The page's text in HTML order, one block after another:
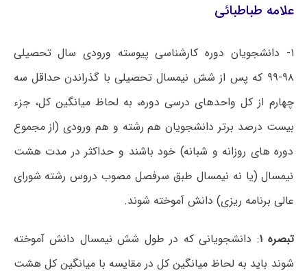
علامه طباطبائی
۱- دانشجویان دوره کارشناسی پیوسته ورودی سال تحصیلی
۹۸-۹۹ که پس از شش نیمسال تحصیلی با گذراندن حداقل سه
چهارم از کل واحدهای درسی دوره، به لحاظ میانگین کل، جزء
بیست درصد برتر دانشجویان هم رشته و هم ورودی (از مجموع
دوره های روزانه و شبانه) خود باشند و حداکثر در مدت هشت
نیمسال (یا نه نیمسال طبق سرفصل مصوب دروس رشته شورای
عالی برنامه ریزی) دانش آموخته شوند.
تبصره ۱ : دانشجویانی که در طول شش نیمسال دانش آموخته
شوند باید به لحاظ میانگین کل در مقایسه با میانگین کل هشت